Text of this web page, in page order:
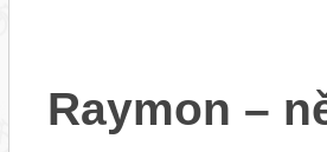
Raymon –